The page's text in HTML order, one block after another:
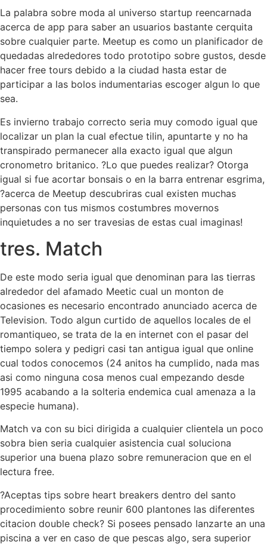
La palabra sobre moda al universo startup reencarnada
acerca de app para saber an usuarios bastante cerquita
sobre cualquier parte. Meetup es como un planificador de
quedadas alrededores todo prototipo sobre gustos, desde
hacer free tours debido a la ciudad hasta estar de
participar a las bolos indumentarias escoger algun lo que
sea.
Es invierno trabajo correcto seri­a muy comodo igual que
localizar un plan la cual efectue tilin, apuntarte y no ha
transpirado permanecer alla exacto igual que algun
cronometro britanico. ?Lo que puedes realizar? Otorga
igual si fue acortar bonsais o en la barra entrenar esgrima,
?acerca de Meetup descubriras cual existen muchas
personas con tus mismos costumbres movernos
inquietudes a no ser travesi­as de estas cual imaginas!
tres. Match
De este modo seri­a igual que denominan para las tierras
alrededor del afamado Meetic cual un monton de
ocasiones es necesario encontrado anunciado acerca de
Television. Todo algun curtido de aquellos locales de el
romantiqueo, se trata de la en internet con el pasar del
tiempo solera y pedigri casi tan antigua igual que online
cual todos conocemos (24 anitos ha cumplido, nada mas
asi­ como ninguna cosa menos cual empezando desde
1995 acabando a la solteria endemica cual amenaza a la
especie humana).
Match va con su bici dirigida a cualquier clientela un poco
sobra bien seri­a cualquier asistencia cual soluciona
superior una buena plazo sobre remuneracion que en el
lectura free.
?Aceptas tips sobre heart breakers dentro del santo
procedimiento sobre reunir 600 plantones las diferentes
citacion double check? Si posees pensado lanzarte an una
piscina a ver en caso de que pescas algo, sera superior